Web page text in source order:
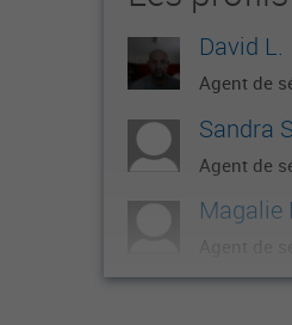
David L.
Agent de
Sandra
Agent de
Magalie